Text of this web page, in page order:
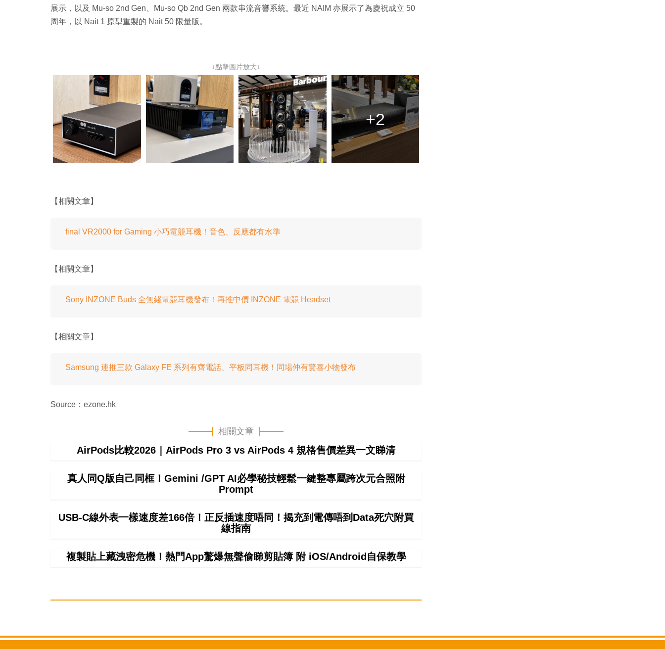
展示，以及 Mu-so 2nd Gen Mu-so Qb 2nd Gen 兩款串流音響系統。最近 NAIM 亦展示了為慶祝成立 50
周年，以 Nait 1 原型重製的 Nait 50 限量版。
↓點擊圖片放大↓
+2
【相關文章】
final VR2000 for Gaming 小巧電競耳機！音色、反應都有水準
【相關文章】
Sony INZONE Buds 全無綫電競耳機發布！再推中價 INZONE 電競 Headset
【相關文章】
Samsung 連推三款 Galaxy FE 系列有齊電話、平板同耳機！同場仲有驚喜小物發布
Source：ezone.hk
相關文章
AirPods比較2026｜AirPods Pro 3 vs AirPods 4 規格售價差異一文睇清
真人同Q版自己同框！Gemini /GPT AI必學秘技輕鬆一鍵整專屬跨次元合照附
Prompt
USB-C線外表一樣速度差166倍！正反插速度唔同！揭充到電傳唔到Data死穴附買
線指南
複製貼上藏洩密危機！熱門App驚爆無聲偷睇剪貼簿 附 iOS/Android自保教學